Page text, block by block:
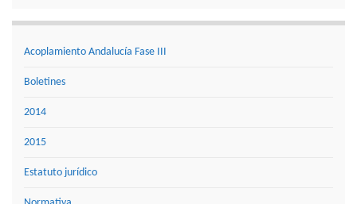
Acoplamiento Andalucía Fase III
Boletines
2014
2015
Estatuto jurídico